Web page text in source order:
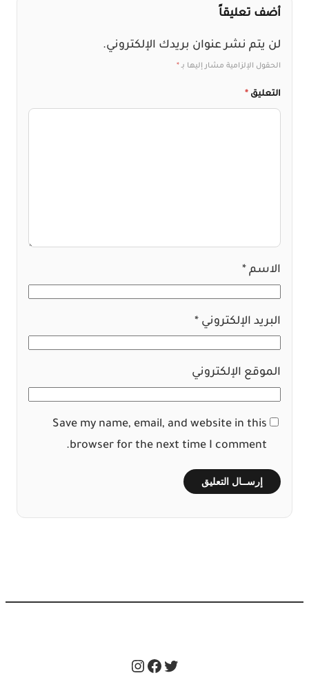
أضف تعليقاً
لن يتم نشر عنوان بريدك الإلكتروني.
الحقول الإلزامية مشار إليها بـ*
التعليق *
الاسم *
البريد الإلكتروني *
الموقع الإلكتروني
Save my name, email, and website in this
browser for the next time I comment.
Twitter
Facebook
Instagram